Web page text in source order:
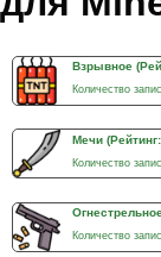
Взрывное
Количество
Мечи
Количество
Количество